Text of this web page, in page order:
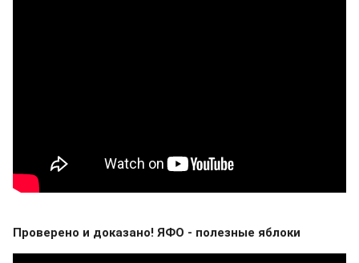
Проверено и доказано! ЯФО - полезные яблоки